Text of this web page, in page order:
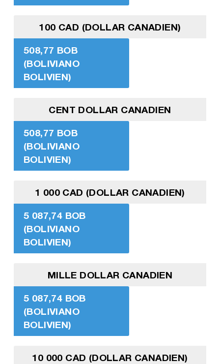
100 CAD (DOLLAR CANADIEN)
508,77 BOB
(BOLIVIANO
BOLIVIEN)
CENT DOLLAR CANADIEN
508,77 BOB
(BOLIVIANO
BOLIVIEN)
1 000 CAD (DOLLAR CANADIEN)
5 087,74 BOB
(BOLIVIANO
BOLIVIEN)
MILLE DOLLAR CANADIEN
5 087,74 BOB
(BOLIVIANO
BOLIVIEN)
10 000 CAD (DOLLAR CANADIEN)